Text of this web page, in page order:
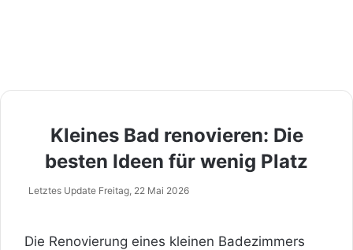
Kleines Bad renovieren: Die
besten Ideen für wenig Platz
Letztes Update Freitag, 22 Mai 2026
Die Renovierung eines kleinen Badezimmers